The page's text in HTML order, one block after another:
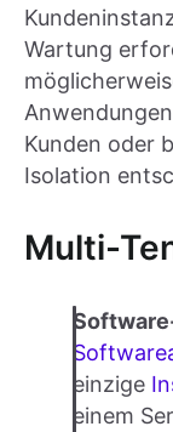
Wartung
Kunden oder
Isolation
Multi-
einzige
einem